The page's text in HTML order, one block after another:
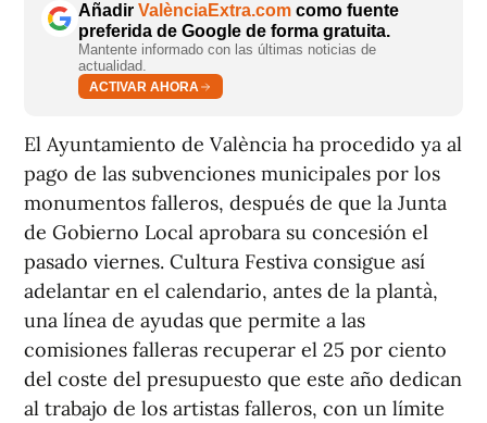
Añadir ValènciaExtra.com como fuente
preferida de Google de forma gratuita.
Mantente informado con las últimas noticias de
actualidad.
ACTIVAR AHORA
El Ayuntamiento de València ha procedido ya al
pago de las subvenciones municipales por los
monumentos falleros, después de que la Junta
de Gobierno Local aprobara su concesión el
pasado viernes. Cultura Festiva consigue así
adelantar en el calendario, antes de la plantà,
una línea de ayudas que permite a las
comisiones falleras recuperar el 25 por ciento
del coste del presupuesto que este año dedican
al trabajo de los artistas falleros, con un límite